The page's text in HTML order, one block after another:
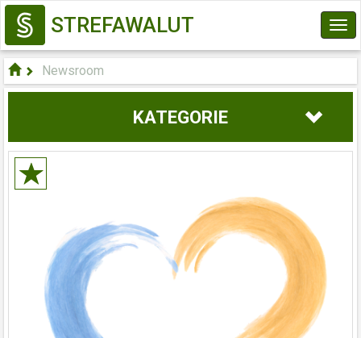
STREFAWALUT
Newsroom
KATEGORIE